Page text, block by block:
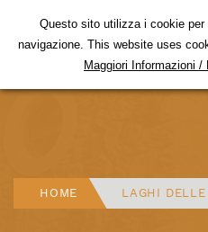
HOME LAGHI
Questo sito utilizza i cookie
navigazione. This website uses
Maggiori Informazioni /